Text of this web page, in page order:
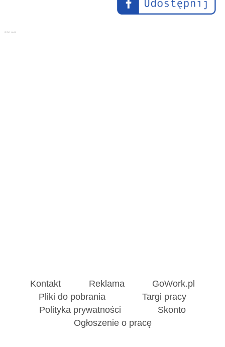
Kontakt Reklama
GoWork.pl
Pliki do pobrania
Targi pracy
Polityka prywatności
Skonto
Ogłoszenie o pracę